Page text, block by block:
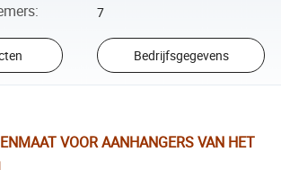
: 7
Bedrijfsgegevens
VOOR AANHANGERS VAN HET